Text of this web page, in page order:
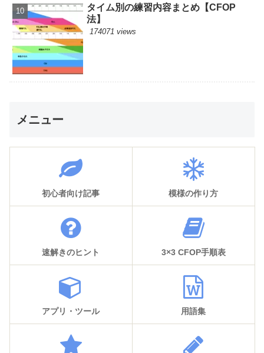
タイム別の練習内容まとめ【CFOP
法】
174071 views
メニュー
初心者向け記事 模様の作り方
速解きのヒント 3×3 CFOP手順表
アプリ・ツール 用語集